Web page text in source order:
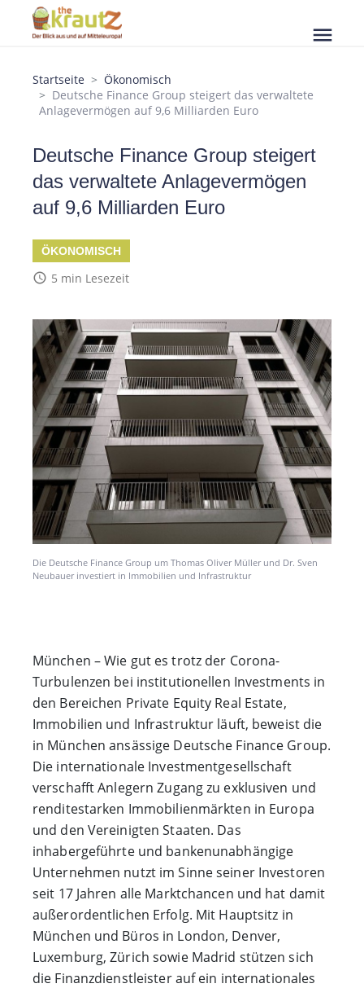
menu
Startseite
Ökonomisch
Deutsche Finance Group steigert das verwaltete
Anlagevermögen auf 9,6 Milliarden Euro
Deutsche Finance Group steigert
das verwaltete Anlagevermögen
auf 9,6 Milliarden Euro
ÖKONOMISCH
access_time 5 min Lesezeit
Die Deutsche Finance Group um Thomas Oliver Müller und Dr. Sven
Neubauer investiert in Immobilien und Infrastruktur
München – Wie gut es trotz der Corona-
Turbulenzen bei institutionellen Investments in
den Bereichen Private Equity Real Estate,
Immobilien und Infrastruktur läuft, beweist die
in München ansässige Deutsche Finance Group.
Die internationale Investmentgesellschaft
verschafft Anlegern Zugang zu exklusiven und
renditestarken Immobilienmärkten in Europa
und den Vereinigten Staaten. Das
inhabergeführte und bankenunabhängige
Unternehmen nutzt im Sinne seiner Investoren
seit 17 Jahren alle Marktchancen und hat damit
außerordentlichen Erfolg. Mit Hauptsitz in
München und Büros in London, Denver,
Luxemburg, Zürich sowie Madrid stützen sich
die Finanzdienstleister auf ein internationales